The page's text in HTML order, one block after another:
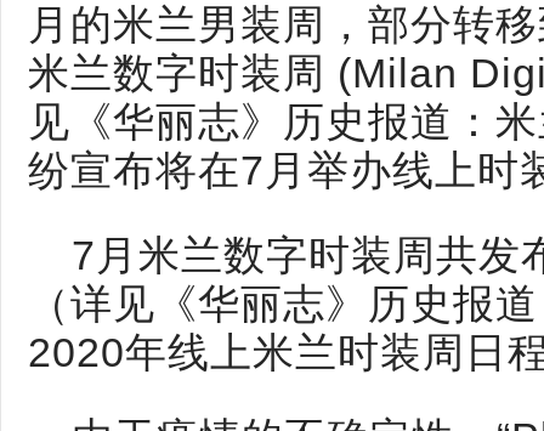
月的米兰男装周，部分转
米兰数字时装周 (Milan
见《华丽志》历史报道：
纷宣布将在7月举办线上时
7月米兰数字时装周共发
（详见《华丽志》历史报
2020年线上米兰时装周日